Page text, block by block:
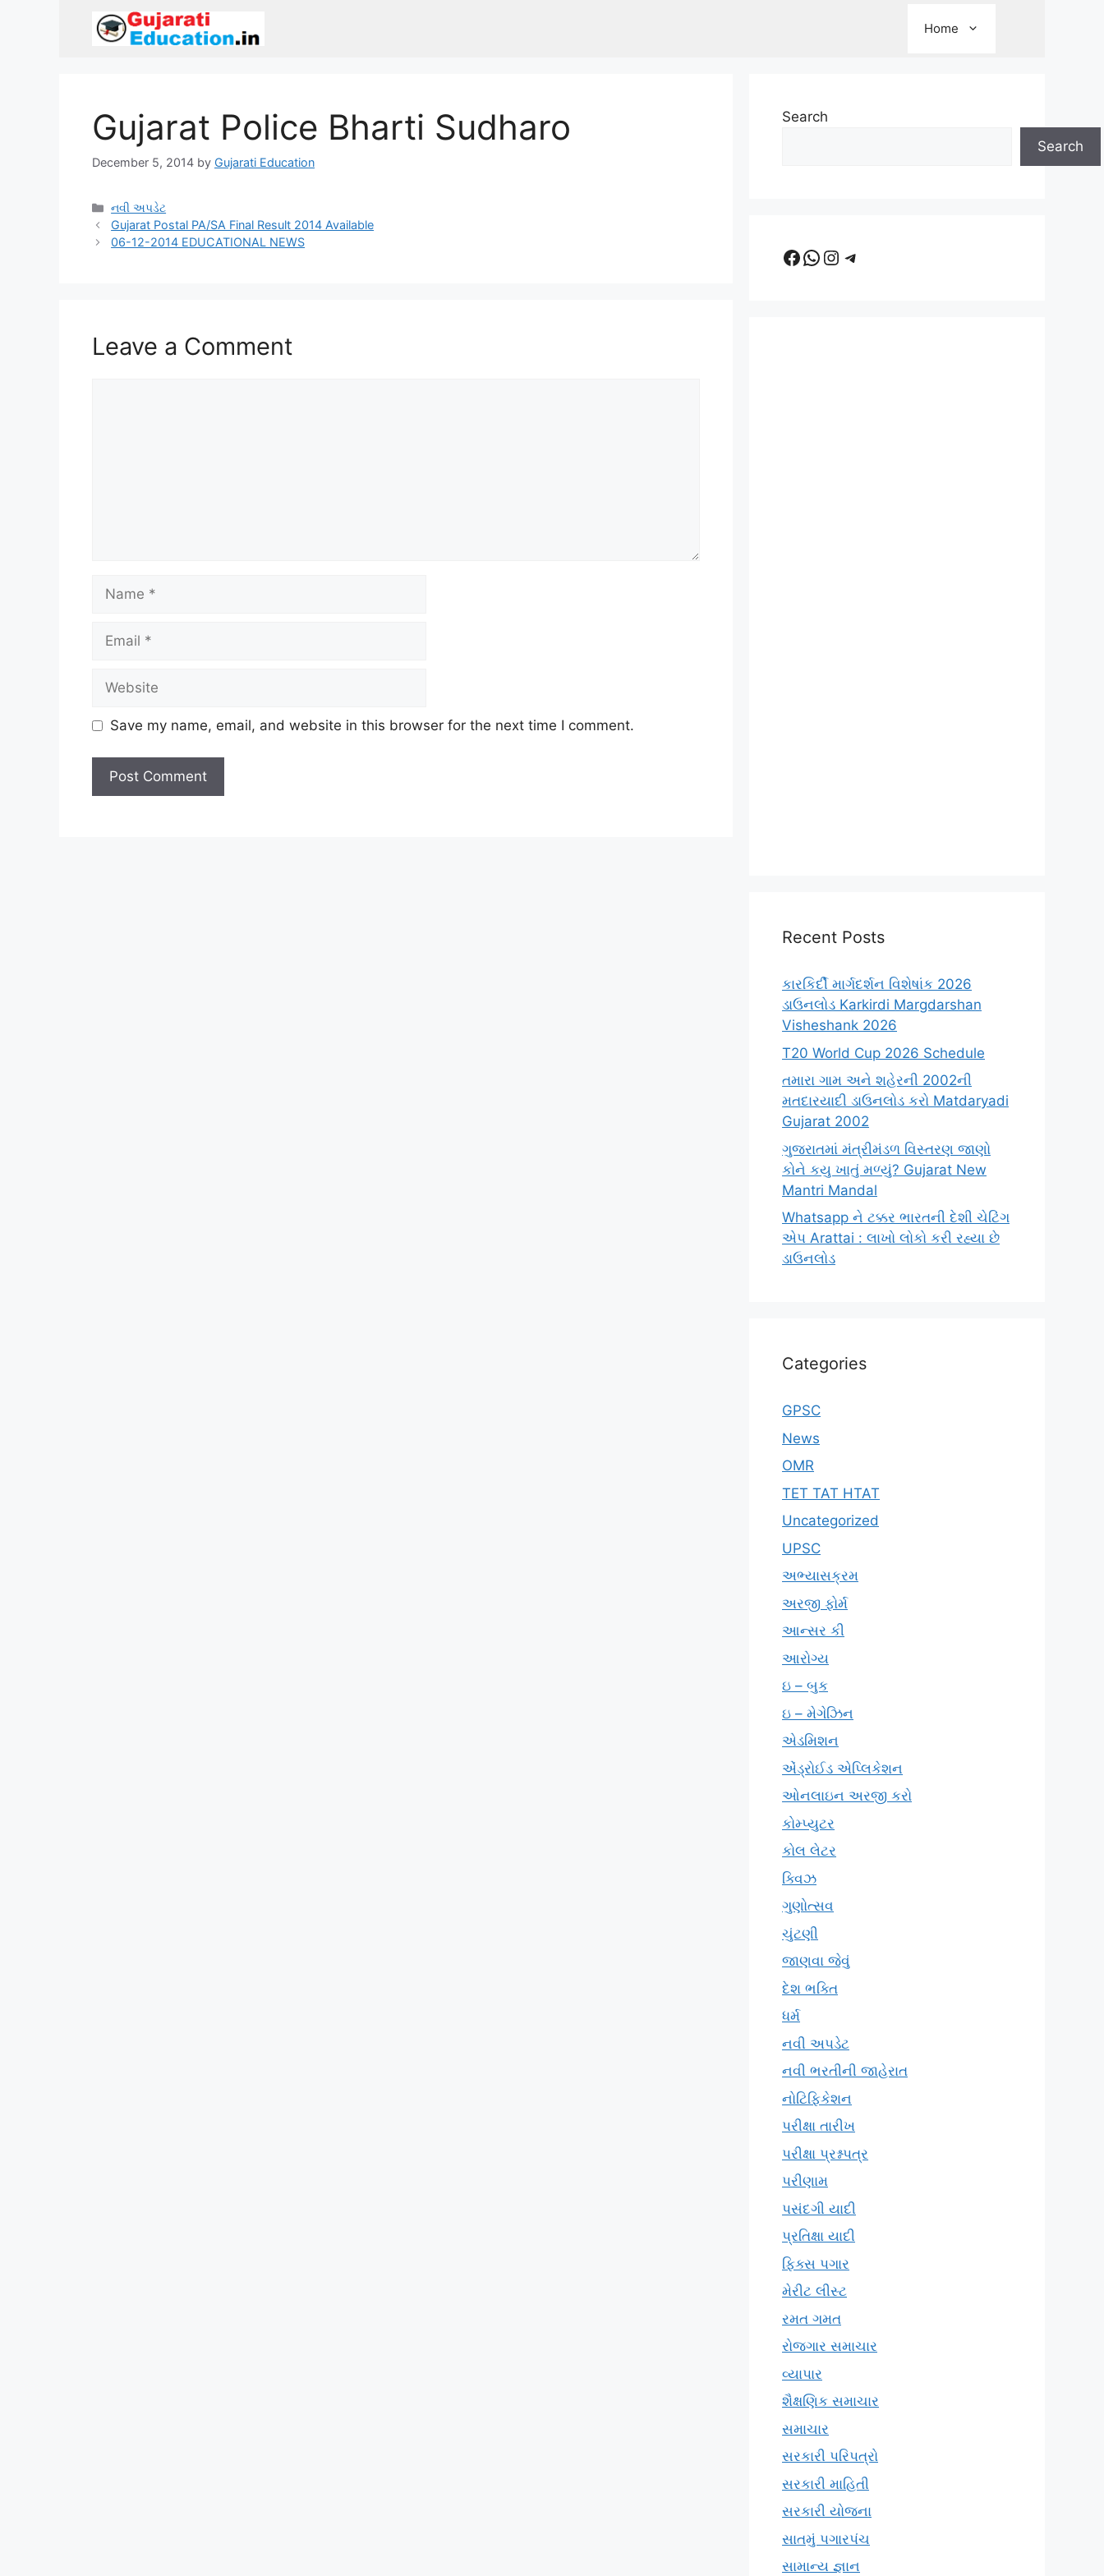
Home
Gujarat Police Bharti Sudharo
December 5, 2014 by Gujarati Education
Categories
નવી અપડેટ
Gujarat Postal PA/SA Final Result 2014 Available
06-12-2014 EDUCATIONAL NEWS
Leave a Comment
Name
Email
Website
Save my name, email, and website in this browser for the next time I comment.
Search
Search
Facebook
WhatsApp
Instagram
Telegram
Recent Posts
કારકિર્દી માર્ગદર્શન વિશેષાંક 2026
ડાઉનલોડ Karkirdi Margdarshan
Visheshank 2026
T20 World Cup 2026 Schedule
તમારા ગામ અને શહેરની 2002ની
મતદારયાદી ડાઉનલોડ કરો Matdaryadi
Gujarat 2002
ગુજરાતમાં મંત્રીમંડળ વિસ્તરણ જાણો
કોને કયુ ખાતું મળ્યું? Gujarat New
Mantri Mandal
Whatsapp ને ટક્કર ભારતની દેશી ચેટિંગ
એપ Arattai : લાખો લોકો કરી રહ્યા છે
ડાઉનલોડ
Categories
GPSC
News
OMR
TET TAT HTAT
Uncategorized
UPSC
અભ્યાસક્રમ
અરજી ફોર્મ
આન્સર કી
આરોગ્ય
ઇ – બુક
ઇ – મેગેઝિન
એડમિશન
એંડ્રોઈડ એપ્લિકેશન
ઓનલાઇન અરજી કરો
કોમ્પ્યુટર
કોલ લેટર
ક્વિઝ
ગુણોત્સવ
ચુંટણી
જાણવા જેવું
દેશ ભક્તિ
ધર્મ
નવી અપડેટ
નવી ભરતીની જાહેરાત
નોટિફિકેશન
પરીક્ષા તારીખ
પરીક્ષા પ્રશ્નપત્ર
પરીણામ
પસંદગી યાદી
પ્રતિક્ષા યાદી
ફિક્સ પગાર
મેરીટ લીસ્ટ
રમત ગમત
રોજગાર સમાચાર
વ્યાપાર
શૈક્ષણિક સમાચાર
સમાચાર
સરકારી પરિપત્રો
સરકારી માહિતી
સરકારી યોજના
સાતમું પગારપંચ
સામાન્ય જ્ઞાન